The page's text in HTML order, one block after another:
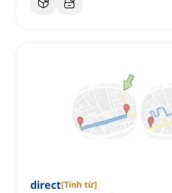
direct[Tính từ]